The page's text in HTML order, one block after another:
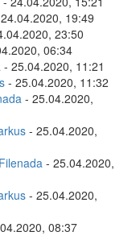
19:49
23:50
06:34
- 25.04.2020, 11:21
- 25.04.2020, 11:32
- 25.04.2020,
- 25.04.2020,
Filenada - 25.04.2020,
- 25.04.2020,
08:37